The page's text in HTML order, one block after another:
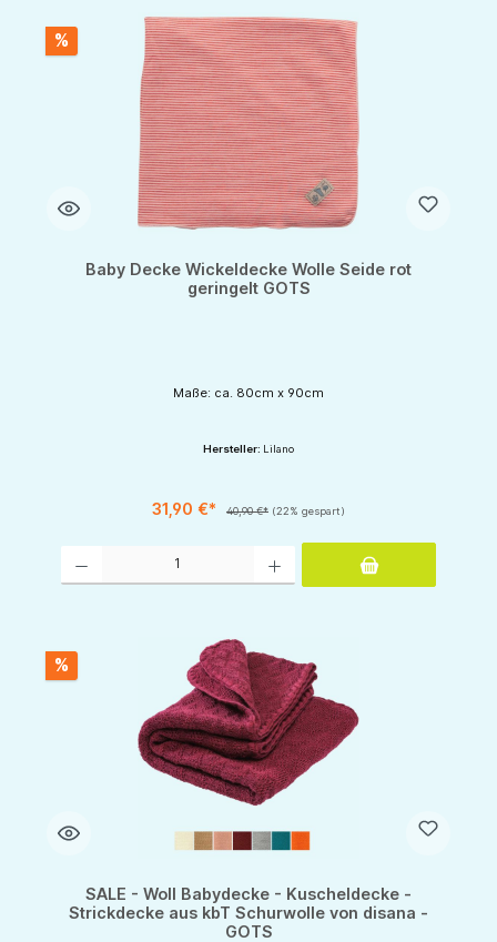
%
Baby Decke Wickeldecke Wolle Seide rot
geringelt GOTS
Maße: ca. 80cm x 90cm
Hersteller: Lilano
31,90 €* 40,90 €* (22% gespart)
%
SALE - Woll Babydecke - Kuscheldecke -
Strickdecke aus kbT Schurwolle von disana -
GOTS